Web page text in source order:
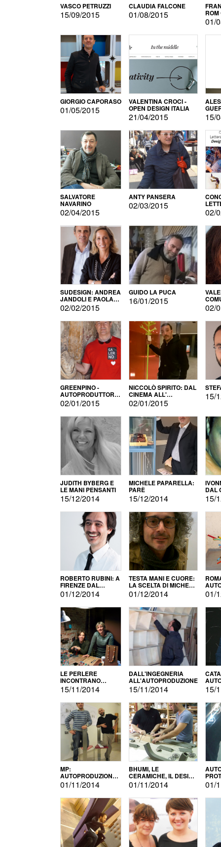
VASCO PETRUZZI
15/09/2015
CLAUDIA FALCONE
01/08/2015
01/
GIORGIO CAPORASO
01/05/2015
VALENTINA CROCI -
OPEN DESIGN ITALIA
21/04/2015 15/
SALVATORE
NAVARINO
02/04/2015
ANTY PANSERA
02/03/2015
02/
SUDESIGN: ANDREA
JANDOLI E PAOLA
PISAPIA
02/02/2015
GUIDO LA PUCA
16/01/2015
02/
GREENPINO -
AUTOPRODUTTORE
PER AMORE
02/01/2015
NICCOLÒ SPIRITO: DAL
CINEMA ALL'
AUTOPRODUZIONE
02/01/2015
15/
JUDITH BYBERG E
LE MANI PENSANTI
15/12/2014
MICHELE PAPARELLA:
PARÈ
15/12/2014
DAL
15/
ROBERTO RUBINI: A
FIRENZE DAL
PRODOTTO ALLA
PROMOZIONE
01/12/2014
TESTA MANI E CUORE:
LA SCELTA DI MICHELE
BARBERIO
01/12/2014 01/
LE PERLERE
INCONTRANO
L'AUTOPRODUZIONE
15/11/2014
DALL'INGEGNERIA
ALL'AUTOPRODUZIONE
15/11/2014 15/
MP:
AUTOPRODUZIONE
E INNOVAZIONE
01/11/2014
BHUMI, LE
CERAMICHE, IL DESIGN
E L'AUTOPRODUZIONE
01/11/2014 01/